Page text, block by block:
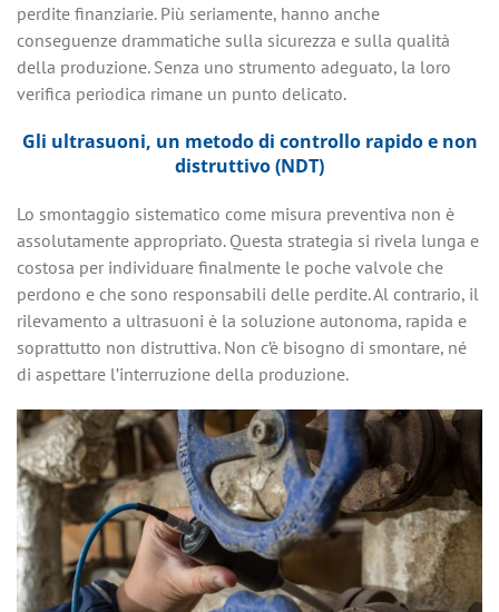
perdite finanziarie. Più seriamente, hanno anche
conseguenze drammatiche sulla sicurezza e sulla qualità
della produzione. Senza uno strumento adeguato, la loro
verifica periodica rimane un punto delicato.
Gli ultrasuoni, un metodo di controllo rapido e non
distruttivo (NDT)
Lo smontaggio sistematico come misura preventiva non è
assolutamente appropriato. Questa strategia si rivela lunga e
costosa per individuare finalmente le poche valvole che
perdono e che sono responsabili delle perdite. Al contrario, il
rilevamento a ultrasuoni è la soluzione autonoma, rapida e
soprattutto non distruttiva. Non c’è bisogno di smontare, né
di aspettare l’interruzione della produzione.